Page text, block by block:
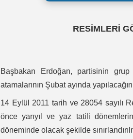
RESİMLERİ
Başbakan Erdoğan, partisinin grup
atamalarının Şubat ayında
14 Eylül 2011 tarih ve 28054 sayılı
önce yarıyıl ve yaz tatili
döneminde olacak şekilde